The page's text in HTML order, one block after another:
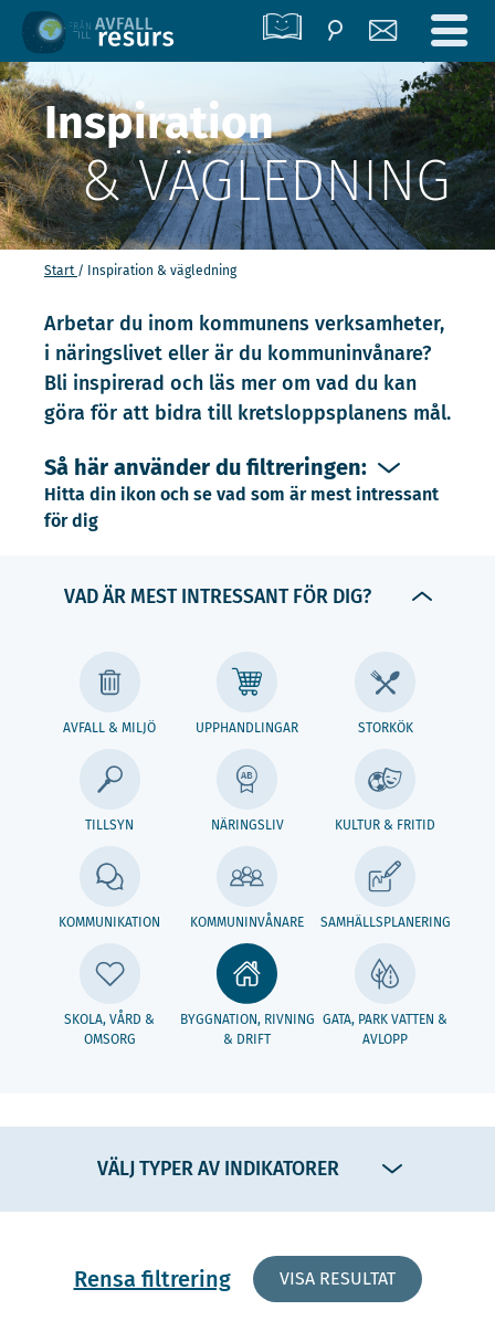
Inspiration
& VÄGLEDNING
Start Inspiration & vägledning
Arbetar du inom kommunens verksamheter,
i näringslivet eller är du kommuninvånare?
Bli inspirerad och läs mer om vad du kan
göra för att bidra till kretsloppsplanens mål.
Så här använder du filtreringen:
Hitta din ikon och se vad som är mest intressant
för dig
VAD ÄR MEST INTRESSANT FÖR DIG?
AVFALL & MILJÖ UPPHANDLINGAR STORKÖK
TILLSYN NÄRINGSLIV KULTUR & FRITID
KOMMUNIKATION KOMMUNINVÅNARE SAMHÄLLSPLANERING
SKOLA, VÅRD &
OMSORG
BYGGNATION, RIVNING
& DRIFT
GATA, PARK VATTEN &
AVLOPP
VÄLJ TYPER AV INDIKATORER
Rensa filtrering VISA RESULTAT